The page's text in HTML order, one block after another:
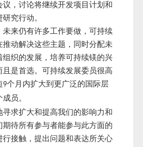
议，讨论将继续开发项目计划和
究行动。
未来仍有许多工作要做，可持续
推动解决这些主题，同时分配未
组织的发展，培养可持续镁的兴
且是首选。可持续发展委员很高
9个月内扩大到更广泛的国际层
成员。
寻求扩大和提高我们的影响力和
期待所有参与者能参与此方面的
行接触，提出问题和表达所关心